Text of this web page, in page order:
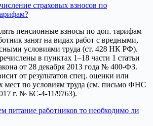
страховых взносов по
пенсионные взносы по доп. тарифам
занят на видах работ с вредными,
условиями труда (ст. 428 НК РФ).
в пунктах 1–18 части 1 статьи
от 28 декабря 2013 года № 400-ФЗ.
от результатов спец. оценки или
мест по условиям труда (см. письмо ФНС
г. № БС-4-11/9763).
питание работников то необходимо ли